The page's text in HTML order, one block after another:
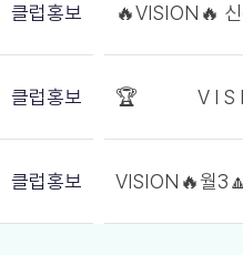
클럽홍보 🔥VISION🔥
클럽홍보 🏆 V I S
클럽홍보 VISION🔥월